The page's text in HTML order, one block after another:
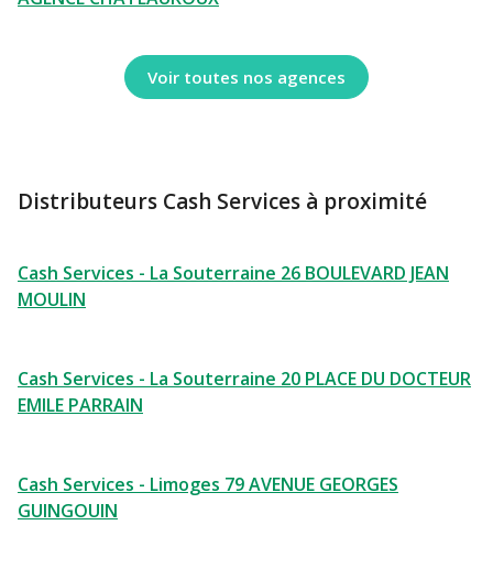
Voir toutes nos agences
Distributeurs Cash Services à proximité
Cash Services - La Souterraine 26 BOULEVARD JEAN
MOULIN
Cash Services - La Souterraine 20 PLACE DU DOCTEUR
EMILE PARRAIN
Cash Services - Limoges 79 AVENUE GEORGES
GUINGOUIN